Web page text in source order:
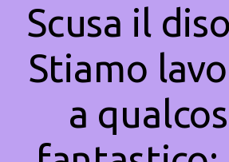
Scusa il
Stiamo
a